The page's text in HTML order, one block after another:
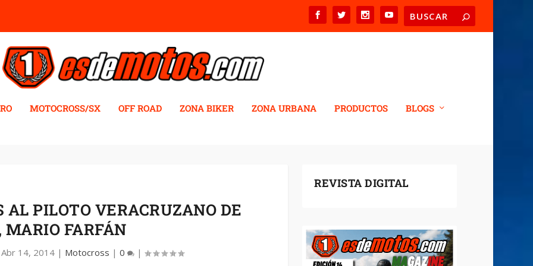
MOTOCROSS/SX OFF ROAD ZONA BIKER ZONA URBANA PRODUCTOS BLOGS
AL PILOTO VERACRUZANO DE
FARFÁN
Abr 14, 2014| Motocross | 0 |
REVISTA DIGITAL